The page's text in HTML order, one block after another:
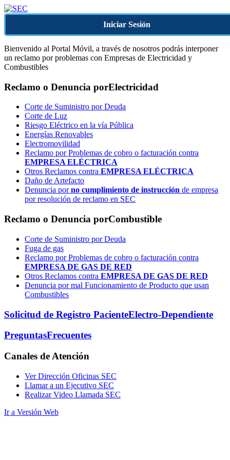
Iniciar Sesión
Bienvenido al Portal Móvil, a través de nosotros podrás interponer
un reclamo por problemas con Empresas de Electricidad y
Combustibles
Reclamo o Denuncia porElectricidad
Corte de Suministro por Deuda
Corte de Luz
Riesgo Eléctrico en la vía Pública
Energías Renovables
Electromovilidad
Reclamo por Problemas de cobro o facturación contra
EMPRESA ELÉCTRICA
Otros Reclamos contra EMPRESA ELÉCTRICA
Daño de Artefacto
Denuncia porno cumplimiento de instrucción de empresa
por resolución de reclamo en SEC
Reclamo o Denuncia porCombustible
Corte de Suministro por Deuda
Fuga de gas
Reclamo por Problemas de cobro o facturación contra
EMPRESA DE GAS DE RED
Otros Reclamos contra EMPRESA DE GAS DE RED
Denuncia por mal Funcionamiento de Producto que usan
Combustibles
Solicitud de Registro PacienteElectro-Dependiente
PreguntasFrecuentes
Canales de Atención
Ver Dirección Oficinas SEC
Llamar a un Ejecutivo SEC
Realizar Video Llamada SEC
Ir a Versión Web